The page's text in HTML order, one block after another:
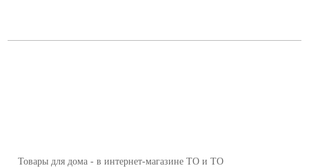
Товары для дома - в интернет-магазине ТО и ТО